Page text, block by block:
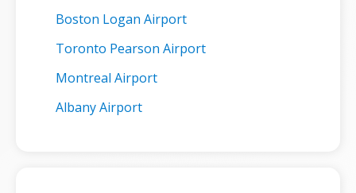
Boston Logan Airport
Toronto Pearson Airport
Montreal Airport
Albany Airport